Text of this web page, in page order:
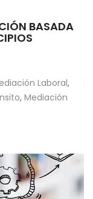
BASADA
Laboral,
, Mediación